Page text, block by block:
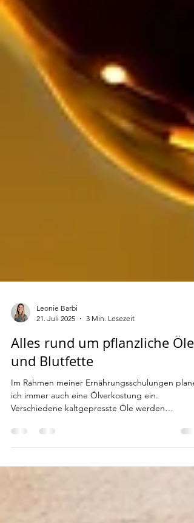
21. Juli 2025
3 Min. Lesezeit
Alles rund um pflanzliche Öle
und Blutfette
Im Rahmen meiner Ernährungsschulungen plane
Verschiedene kaltgepresste Öle werden
gemeinsam blind...